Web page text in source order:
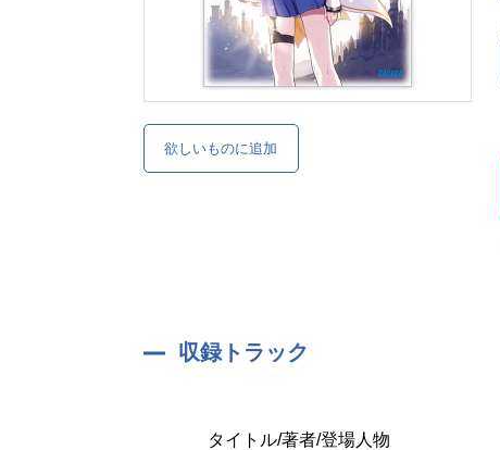
欲しいものに追加
収録トラック
タイトル/著者/登場人物